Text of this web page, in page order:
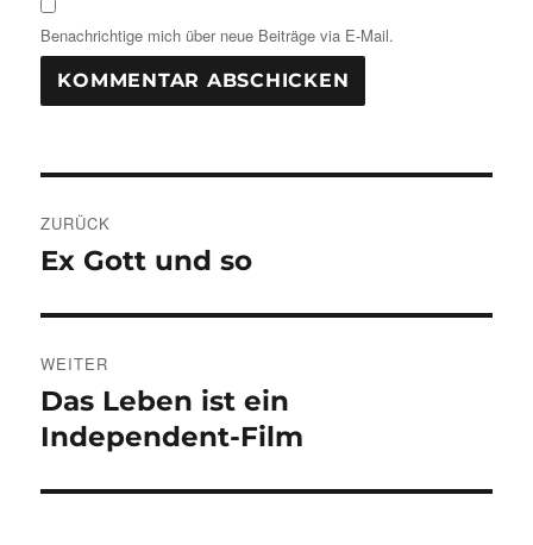
Benachrichtige mich über neue Beiträge via E-Mail.
ZURÜCK
Vorheriger
Ex Gott und so
WEITER
Nächster
Beitrag:
Das Leben ist ein
Independent-Film